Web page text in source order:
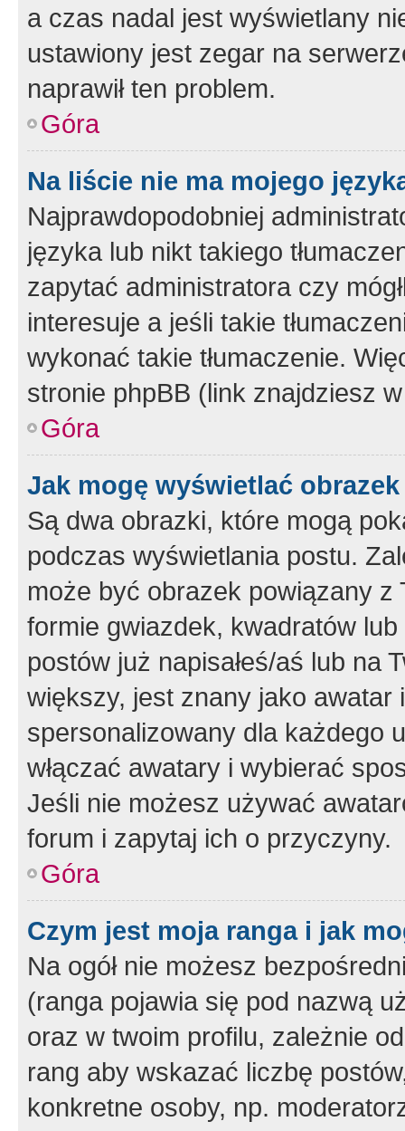
a czas nadal jest wyświetlany
ustawiony jest zegar na
naprawił ten problem.
Góra
Na liście nie ma mojego
Najprawdopodobniej
języka lub nikt takiego
zapytać administratora czy
interesuje a jeśli takie
wykonać takie tłumaczenie.
stronie phpBB (link znajdziesz
Góra
Jak mogę wyświetlać
Są dwa obrazki, które mogą
podczas wyświetlania postu.
może być obrazek powiązany z
formie gwiazdek, kwadratów
postów już napisałeś/aś lub na
większy, jest znany jako
spersonalizowany dla każdego
włączać awatary i wybierać
Jeśli nie możesz używać
forum i zapytaj ich o przyczyny.
Góra
Czym jest moja ranga i jak
Na ogół nie możesz
(ranga pojawia się pod nazwą
oraz w twoim profilu, zależnie
rang aby wskazać liczbę
konkretne osoby, np.